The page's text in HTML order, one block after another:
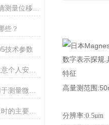
些？
技术参数
线性测微计在使用时，应注意个人安全和设备安全
位移传感器测控系统信号延时的主要因素有哪些
数字表示探规.
特征
高量测范围
分辨率:0.5um